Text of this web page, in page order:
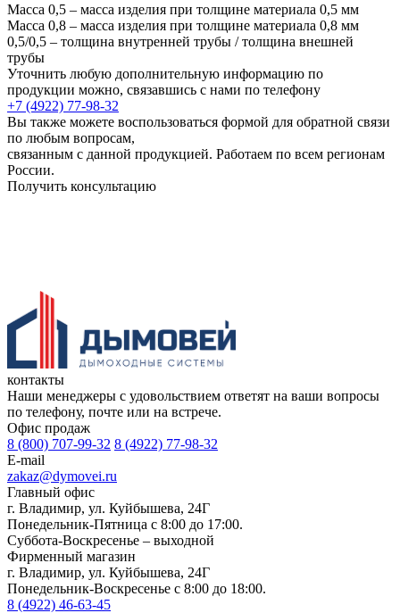
Масса 0,5 – масса изделия при толщине материала 0,5 мм
Масса 0,8 – масса изделия при толщине материала 0,8 мм
0,5/0,5 – толщина внутренней трубы / толщина внешней
трубы
Уточнить любую дополнительную информацию по
продукции можно, связавшись с нами по телефону
+7 (4922) 77-98-32
Вы также можете воспользоваться формой для обратной связи
по любым вопросам,
связанным с данной продукцией. Работаем по всем регионам
России.
Получить консультацию
контакты
Наши менеджеры с удовольствием ответят на ваши вопросы
по телефону, почте или на встрече.
Офис продаж
8 (800) 707-99-32 8 (4922) 77-98-32
E-mail
zakaz@dymovei.ru
Главный офис
г. Владимир, ул. Куйбышева, 24Г
Понедельник-Пятница с 8:00 до 17:00.
Суббота-Воскресенье – выходной
Фирменный магазин
г. Владимир, ул. Куйбышева, 24Г
Понедельник-Воскресенье с 8:00 до 18:00.
8 (4922) 46-63-45